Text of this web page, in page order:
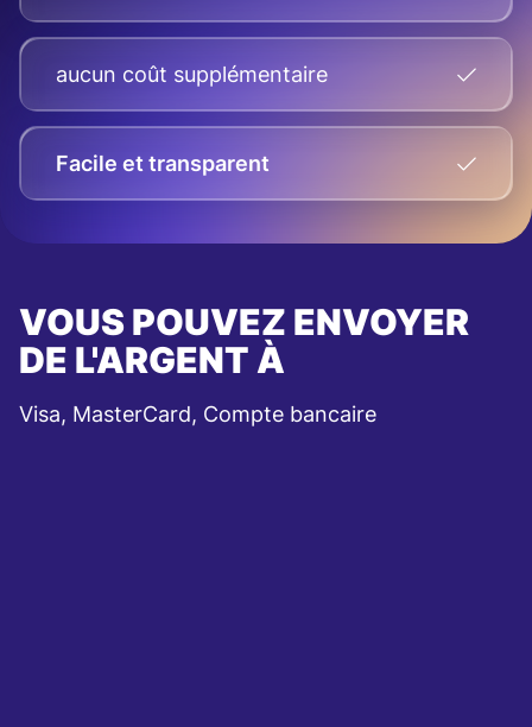
aucun coût supplémentaire
Facile et transparent
VOUS POUVEZ ENVOYER
DE L'ARGENT À
Visa, MasterCard, Compte bancaire